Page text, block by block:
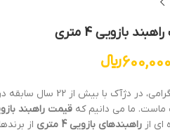
بازویی 4 متری
﷼
دژآک با بیش از 22 سال سابقه در زمینه نصب و خدمات انواع
ماست. ما می دانیم کهقیمت راهبند بازویی 4
ای ازراهبندهای بازویی 4 متری
از